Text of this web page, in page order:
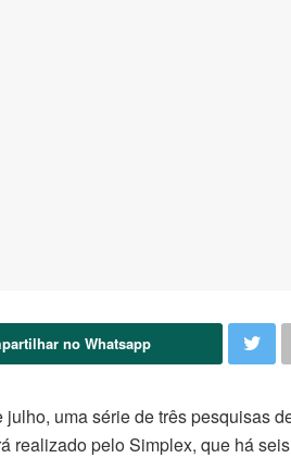
no Whatsapp
uma série de três pesquisas
realizado pelo Simplex, que há seis